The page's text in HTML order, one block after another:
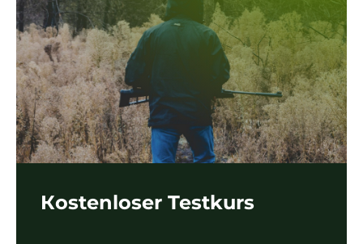
Кostenloser Testkurs